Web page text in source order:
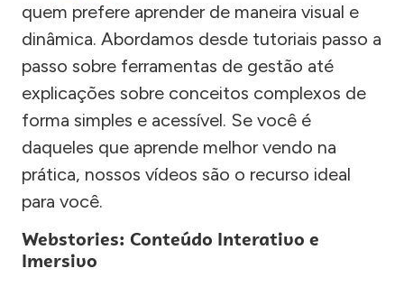
quem prefere aprender de maneira visual e
dinâmica. Abordamos desde tutoriais passo a
passo sobre ferramentas de gestão até
explicações sobre conceitos complexos de
forma simples e acessível. Se você é
daqueles que aprende melhor vendo na
prática, nossos vídeos são o recurso ideal
para você.
Webstories: Conteúdo Interativo e
Imersivo